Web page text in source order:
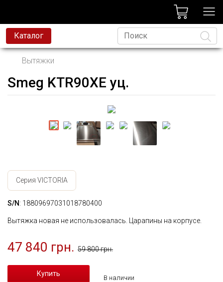
Каталог
Вытяжки
Smeg KTR90XE уц.
Серия VICTORIA
S/N: 18809697031018780400
Вытяжка новая не использовалась. Царапины на корпусе.
47 840 грн. 59 800 грн.
В наличии